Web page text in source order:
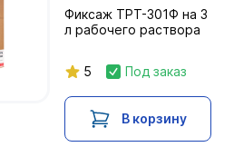
Фиксаж ТРТ-301Ф на 3
л рабочего раствора
5 Под заказ
В корзину